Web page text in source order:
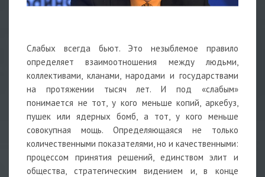
Слабых всегда бьют. Это незыблемое правило
определяет взаимоотношения между людьми,
коллективами, кланами, народами и государствами
на протяжении тысяч лет. И под «слабым»
понимается не тот, у кого меньше копий, аркебуз,
пушек или ядерных бомб, а тот, у кого меньше
совокупная мощь. Определяющаяся не только
количественными показателями, но и качественными:
процессом принятия решений, единством элит и
общества, стратегическим видением и, в конце